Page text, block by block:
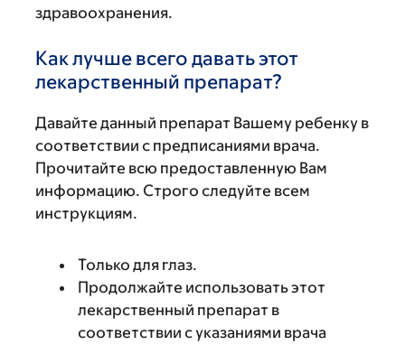
здравоохранения.
Как лучше всего давать этот
лекарственный препарат?
Давайте данный препарат Вашему ребенку в
соответствии с предписаниями врача.
Прочитайте всю предоставленную Вам
информацию. Строго следуйте всем
инструкциям.
Только для глаз.
Продолжайте использовать этот
лекарственный препарат в
соответствии с указаниями врача